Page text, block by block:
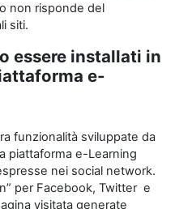
non risponde del
siti.
essere installati in
e-
funzionalità sviluppate da
piattaforma e-Learning
nei social network.
per Facebook, Twitter e
visitata generate